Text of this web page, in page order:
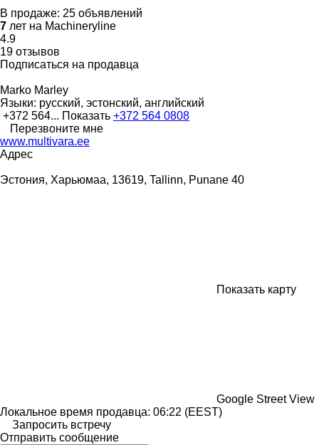
В продаже: 25 объявлений
7 лет на Machineryline
4.9
19 отзывов
Подписаться на продавца
Marko Marley
Языки: русский, эстонский, английский
+372 564... Показать +372 564 0808
Перезвоните мне
www.multivara.ee
Адрес
Эстония, Харьюмаа, 13619, Tallinn, Punane 40
Показать карту
Google Street View
Локальное время продавца: 06:22 (EEST)
Запросить встречу
Отправить сообщение